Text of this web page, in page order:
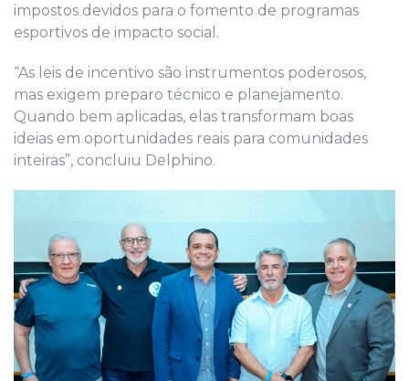
impostos devidos para o fomento de programas
esportivos de impacto social.
“As leis de incentivo são instrumentos poderosos,
mas exigem preparo técnico e planejamento.
Quando bem aplicadas, elas transformam boas
ideias em oportunidades reais para comunidades
inteiras”, concluiu Delphino.